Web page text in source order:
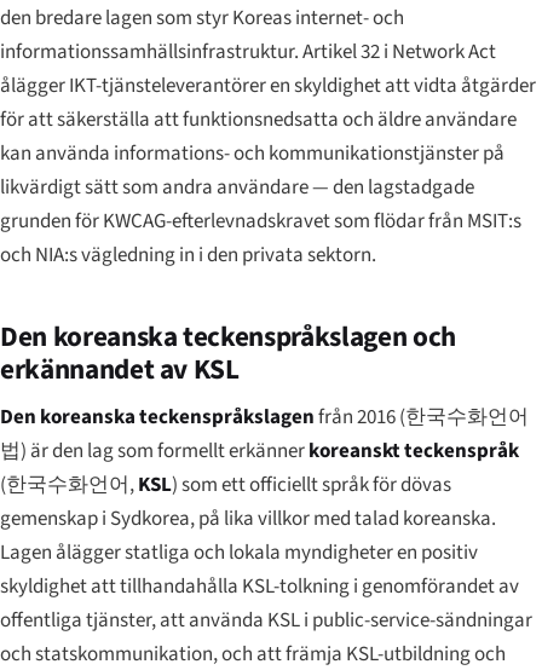
den bredare lagen som styr Koreas internet- och
informationssamhällsinfrastruktur. Artikel 32 i Network Act
ålägger IKT-tjänsteleverantörer en skyldighet att vidta åtgärder
för att säkerställa att funktionsnedsatta och äldre användare
kan använda informations- och kommunikationstjänster på
likvärdigt sätt som andra användare — den lagstadgade
grunden för KWCAG-efterlevnadskravet som flödar från MSIT:s
och NIA:s vägledning in i den privata sektorn.
Den koreanska teckenspråkslagen och
erkännandet av KSL
Den koreanska teckenspråkslagenfrån 2016 (한국수화언어
법) är den lag som formellt erkännerkoreanskt teckenspråk
(한국수화언어,KSL) som ett officiellt språk för dövas
gemenskap i Sydkorea, på lika villkor med talad koreanska.
Lagen ålägger statliga och lokala myndigheter en positiv
skyldighet att tillhandahålla KSL-tolkning i genomförandet av
offentliga tjänster, att använda KSL i public-service-sändningar
och statskommunikation, och att främja KSL-utbildning och